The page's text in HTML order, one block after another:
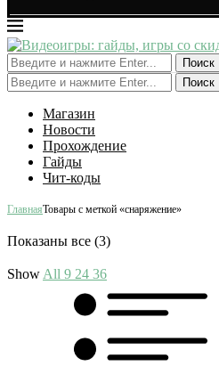
Поиск
Поиск
Магазин
Новости
Прохождение
Гайды
Чит-коды
ГлавнаяТовары с меткой «снаряжение»
Показаны все (3)
Show All 9 24 36